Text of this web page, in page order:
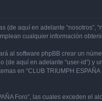
aquí en adelante “nosotros”,
cualquier información
al software phpBB crear un
aquí en adelante “user-id”) y
en “CLUB TRIUMPH
Foro”, las cuales exceden el